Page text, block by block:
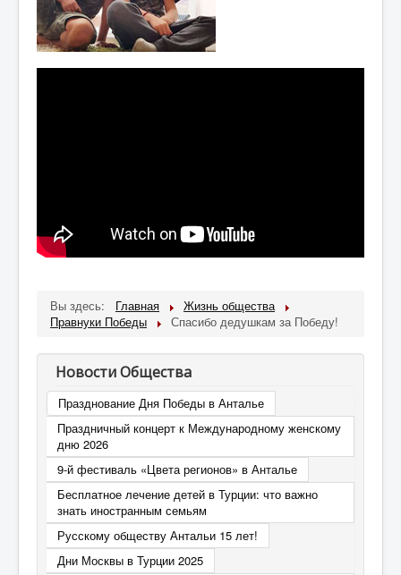
День Победы
Правнуки Победы
Психологическая помощь
Бизнес
Благотворительность
Путешествия
Творчество
Дети-билингвы
Здоровье и медицина
Курсы
Турецкий язык
Вы здесь: Главная
Жизнь общества
Правнуки Победы
Спасибо дедушкам за Победу!
Новости Общества
Празднование Дня Победы в Анталье
Праздничный концерт к Международному женскому
дню 2026
9-й фестиваль «Цвета регионов» в Анталье
Бесплатное лечение детей в Турции: что важно
знать иностранным семьям
Русскому обществу Антальи 15 лет!
Дни Москвы в Турции 2025